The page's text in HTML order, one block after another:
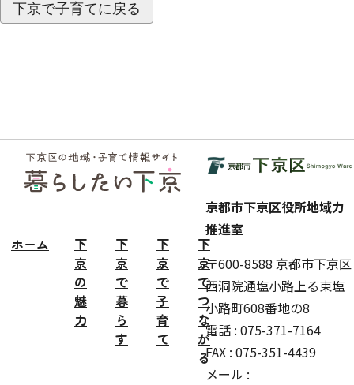
下京で子育てに戻る
フッ
ター
ホーム
下
京
の
魅
力
下
京
で
暮
ら
す
下
京
で
子
育
て
下
京
で
つ
な
が
る
京都市下京区役所地域力
推進室
〒600-8588 京都市下京区
西洞院通塩小路上る東塩
小路町608番地の8
電話 : 075-371-7164
FAX : 075-351-4439
メール :